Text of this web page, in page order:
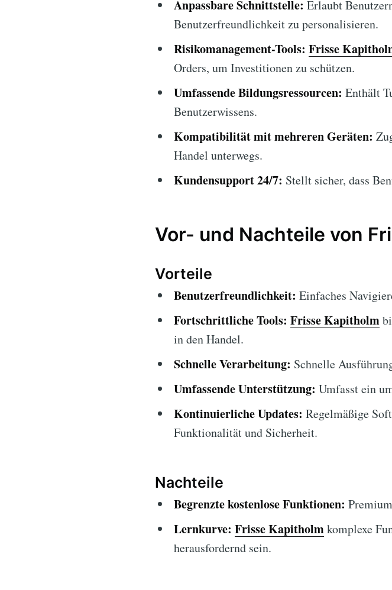
Anpassbare Schnittstelle: Erlaubt
Benutzerfreundlichkeit zu personalisieren.
Risikomanagement-Tools: Frisse
Orders, um Investitionen zu schützen.
Umfassende Bildungsressourcen: Enthält
Benutzerwissens.
Kompatibilität mit mehreren Geräten:
Handel unterwegs.
Kundensupport 24/7: Stellt sicher, dass
Vor- und Nachteile von
Vorteile
Benutzerfreundlichkeit: Einfaches
Fortschrittliche Tools: Frisse Kapitholm
in den Handel.
Schnelle Verarbeitung: Schnelle
Umfassende Unterstützung: Umfasst ein
Kontinuierliche Updates: Regelmäßige
Funktionalität und Sicherheit.
Nachteile
Begrenzte kostenlose Funktionen:
Lernkurve: Frisse Kapitholmkomplexe
herausfordernd sein.